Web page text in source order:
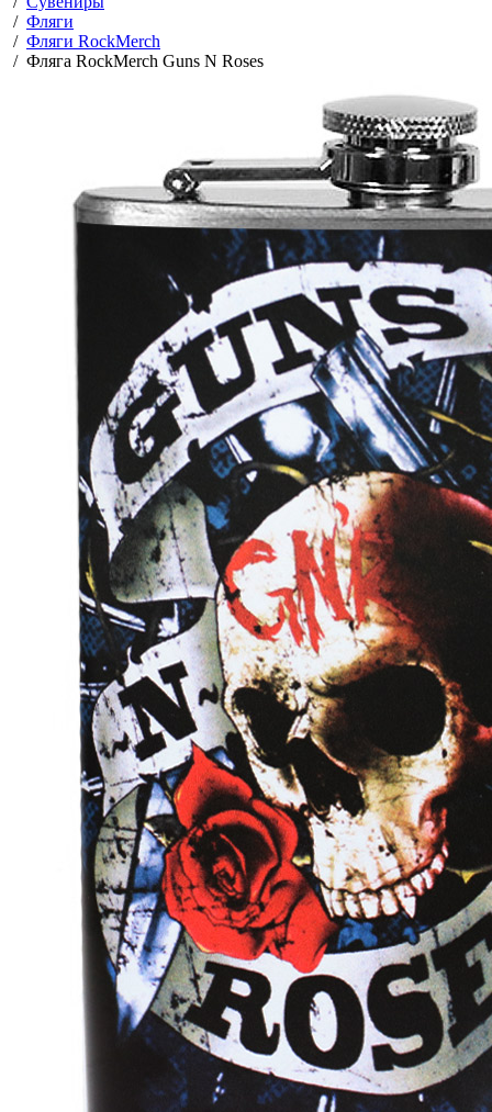
/ Фляги
/ Фляги RockMerch
/ Фляга RockMerch Guns N Roses